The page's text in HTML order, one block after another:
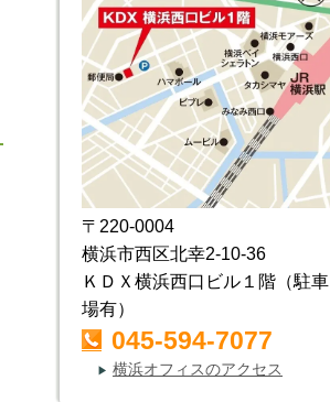
〒220-0004
横浜市西区北幸2-10-36
ＫＤＸ横浜西口ビル１階（駐車
場有）
045-594-7077
▶ 横浜オフィスのアクセス